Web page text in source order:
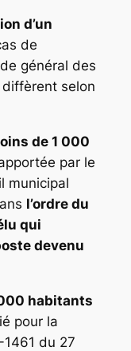
d’un
de
général des
selon
de 1 000
par le
municipal
l’ordre du
qui
devenu
habitants
pour la
du 27